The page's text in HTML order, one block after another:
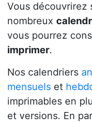
Vous découvrirez
nombreux
vous pourrez
imprimer.
Nos calendriers
mensuels et
imprimables en
et versions. En